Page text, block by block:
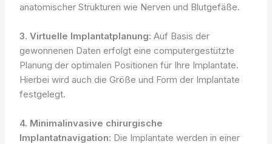
anatomischer Strukturen wie Nerven und Blutgefäße.
3. Virtuelle Implantatplanung: Auf Basis der
gewonnenen Daten erfolgt eine computergestützte
Planung der optimalen Positionen für Ihre Implantate.
Hierbei wird auch die Größe und Form der Implantate
festgelegt.
4. Minimalinvasive chirurgische
Implantatnavigation: Die Implantate werden in einer